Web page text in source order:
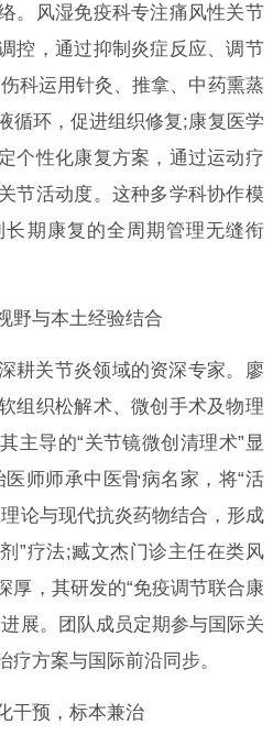
。风湿免疫科专注痛风性关节
控，通过抑制炎症反应、调节
科运用针灸、推拿、中药熏蒸
循环，促进组织修复;康复医学
个性化康复方案，通过运动疗
节活动度。这种多学科协作模
期康复的全周期管理无缝衔
与本土经验结合
关节炎领域的资深专家。廖
组织松解术、微创手术及物理
主导的“关节镜微创清理术”显
师师承中医骨病名家，将“活
论与现代抗炎药物结合，形成
”疗法;臧文杰门诊主任在类风
厚，其研发的“免疫调节联合康
展。团队成员定期参与国际关
疗方案与国际前沿同步。
预，标本兼治